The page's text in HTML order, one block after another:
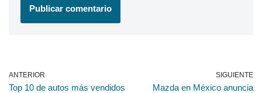
ANTERIOR
Top 10 de autos más vendidos
SIGUIENTE
Mazda en México anuncia